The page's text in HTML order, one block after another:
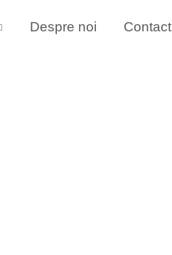
Despre noi Contact